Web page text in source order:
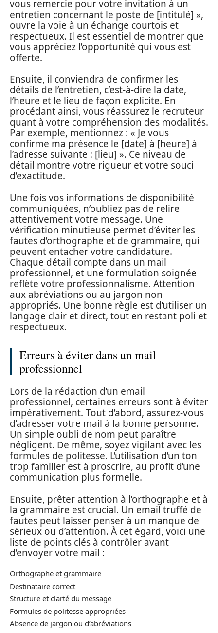
vous remercie pour votre invitation à un
entretien concernant le poste de [intitulé] »,
ouvre la voie à un échange courtois et
respectueux. Il est essentiel de montrer que
vous appréciez l’opportunité qui vous est
offerte.
Ensuite, il conviendra de confirmer les
détails de l’entretien, c’est-à-dire la date,
l’heure et le lieu de façon explicite. En
procédant ainsi, vous réassurez le recruteur
quant à votre compréhension des modalités.
Par exemple, mentionnez : « Je vous
confirme ma présence le [date] à [heure] à
l’adresse suivante : [lieu] ». Ce niveau de
détail montre votre rigueur et votre souci
d’exactitude.
Une fois vos informations de disponibilité
communiquées, n’oubliez pas de relire
attentivement votre message. Une
vérification minutieuse permet d’éviter les
fautes d’orthographe et de grammaire, qui
peuvent entacher votre candidature.
Chaque détail compte dans un mail
professionnel, et une formulation soignée
reflète votre professionnalisme. Attention
aux abréviations ou au jargon non
appropriés. Une bonne règle est d’utiliser un
langage clair et direct, tout en restant poli et
respectueux.
Erreurs à éviter dans un mail
professionnel
Lors de la rédaction d’un email
professionnel, certaines erreurs sont à éviter
impérativement. Tout d’abord, assurez-vous
d’adresser votre mail à la bonne personne.
Un simple oubli de nom peut paraître
négligent. De même, soyez vigilant avec les
formules de politesse. L’utilisation d’un ton
trop familier est à proscrire, au profit d’une
communication plus formelle.
Ensuite, prêter attention à l’orthographe et à
la grammaire est crucial. Un email truffé de
fautes peut laisser penser à un manque de
sérieux ou d’attention. À cet égard, voici une
liste de points clés à contrôler avant
d’envoyer votre mail :
Orthographe et grammaire
Destinataire correct
Structure et clarté du message
Formules de politesse appropriées
Absence de jargon ou d’abréviations